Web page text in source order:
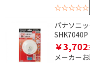
☆☆☆☆☆
パナソニ
SHK7040P
￥3,702
メーカー
種類で絞り込
その他